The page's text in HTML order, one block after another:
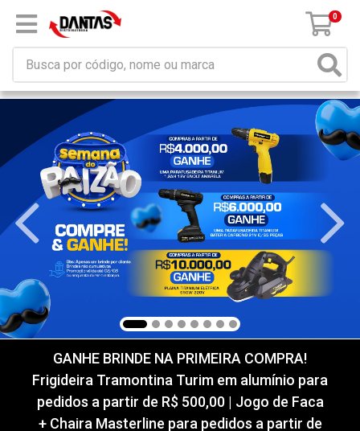
Receba da DANTAS DISTRIBUIDORA mensagem de
promoções e novidades em seu computador e/ou
celular!
Não permitir Permitir
Powered by SendPulse
×